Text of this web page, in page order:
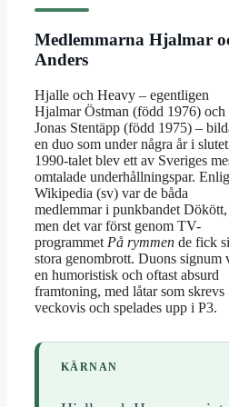
Medlemmarna Hjalmar
Anders
Hjalle och Heavy – egentligen
Hjalmar Östman (född 1976) och
Jonas Stentäpp (född 1975) –
en duo som under några år i
1990-talet blev ett av Sveriges
omtalade underhållningspar.
Wikipedia (sv) var de båda
medlemmar i punkbandet Dökött,
men det var först genom TV-
programmet På rymmen de fick
stora genombrott. Duons signum
en humoristisk och oftast absurd
framtoning, med låtar som skrevs
veckovis och spelades upp i P3.
KÄRNAN